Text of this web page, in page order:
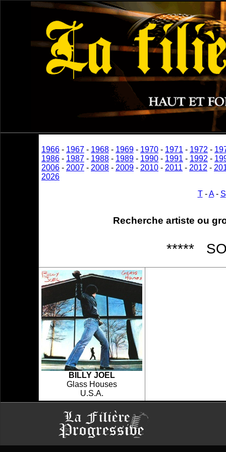
1966 - 1967 - 1968 - 1969 - 1970 - 1971 - 1972 -
1986 - 1987 - 1988 - 1989 - 1990 - 1991 - 1992 -
2006 - 2007 - 2008 - 2009 - 2010 - 2011 - 2012 -
2026
T-A- S
Recherche artiste ou
*****
BILLY JOEL
Glass Houses
U.S.A.